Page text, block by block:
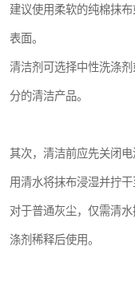
建议使用柔软的纯棉抹
表面。
清洁剂可选择中性洗涤
分的清洁产品。
其次，清洁前应先关闭电
用清水将抹布浸湿并拧
对于普通灰尘，仅需清
涤剂稀释后使用。